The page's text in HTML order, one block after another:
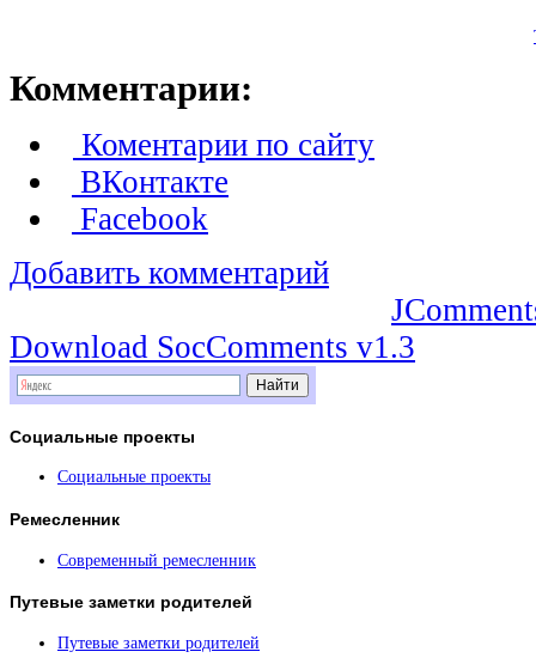
Комментарии:
Коментарии по сайту
ВКонтакте
Facebook
Добавить комментарий
Download SocComments v1.3
Социальные проекты
Социальные проекты
Ремесленник
Современный ремесленник
Путевые заметки родителей
Путевые заметки родителей